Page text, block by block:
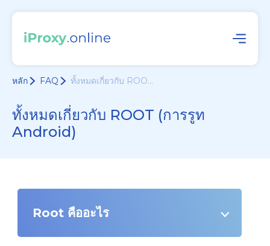
หลัก FAQ ทั้งหมดเกี่ยวกับ ROO...
ทั้งหมดเกี่ยวกับ ROOT (การรูท
Android)
Root คืออะไร